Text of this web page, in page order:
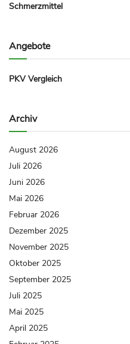
Schmerzmittel
Angebote
PKV Vergleich
Archiv
August 2026
Juli 2026
Juni 2026
Mai 2026
Februar 2026
Dezember 2025
November 2025
Oktober 2025
September 2025
Juli 2025
Mai 2025
April 2025